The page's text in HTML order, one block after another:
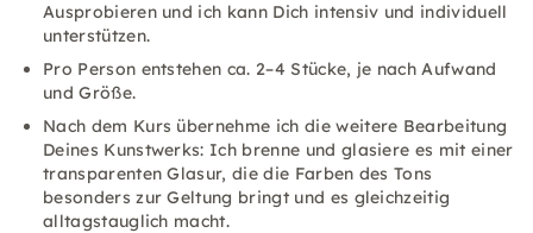
Ausprobieren und ich kann Dich intensiv und individuell
unterstützen.
Pro Person entstehen ca. 2–4 Stücke, je nach Aufwand
und Größe.
Nach dem Kurs übernehme ich die weitere Bearbeitung
Deines Kunstwerks: Ich brenne und glasiere es mit einer
transparenten Glasur, die die Farben des Tons
besonders zur Geltung bringt und es gleichzeitig
alltagstauglich macht.